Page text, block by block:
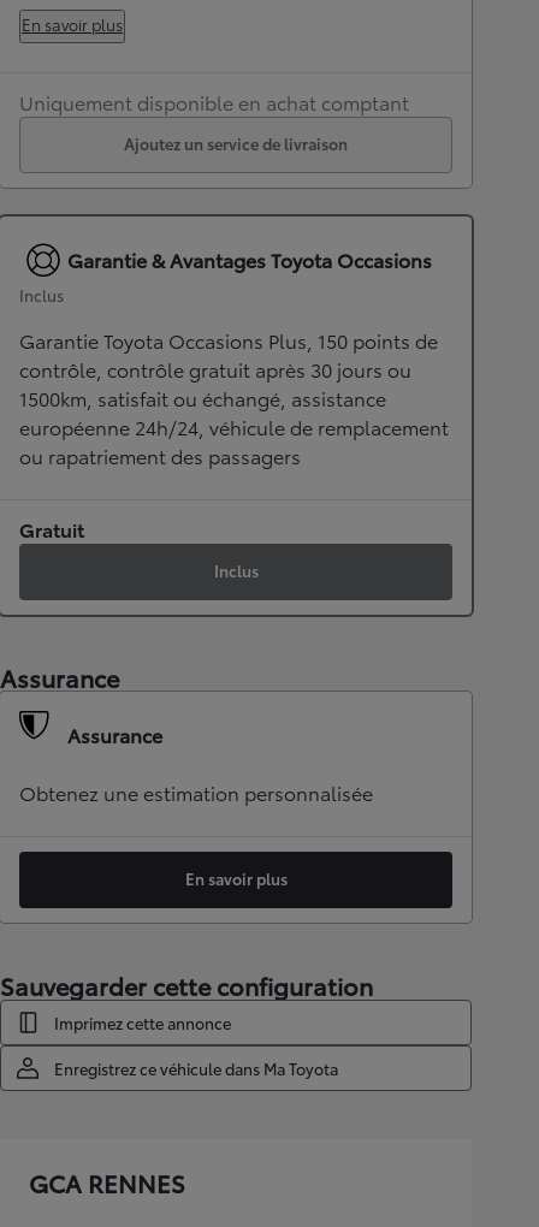
En savoir plus
Uniquement disponible en achat comptant
Ajoutez un service de livraison
Garantie & Avantages Toyota Occasions
Inclus
Garantie Toyota Occasions Plus, 150 points de
contrôle, contrôle gratuit après 30 jours ou
1500km, satisfait ou échangé, assistance
européenne 24h/24, véhicule de remplacement
ou rapatriement des passagers
Gratuit
Inclus
Assurance
Assurance
Obtenez une estimation personnalisée
En savoir plus
Sauvegarder cette configuration
Imprimez cette annonce
Enregistrez ce véhicule dans Ma Toyota
GCA RENNES